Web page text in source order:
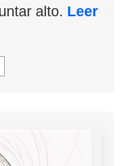
alto. Leer